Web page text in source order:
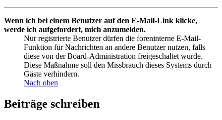
Wenn ich bei einem Benutzer auf den E-Mail-Link klicke,
werde ich aufgefordert, mich anzumelden.
Nur registrierte Benutzer dürfen die foreninterne E-Mail-
Funktion für Nachrichten an andere Benutzer nutzen, falls
diese von der Board-Administration freigeschaltet wurde.
Diese Maßnahme soll den Missbrauch dieses Systems durch
Gäste verhindern.
Nach oben
Beiträge schreiben